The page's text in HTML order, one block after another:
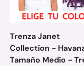
Trenza Janet
Collection -
Tamaño Medio -